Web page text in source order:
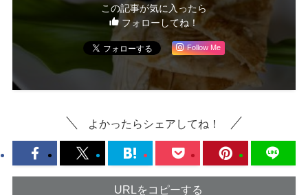
この記事が気に入ったら
フォローしてね！
Follow Me
よかったらシェアしてね！
URLをコピーする